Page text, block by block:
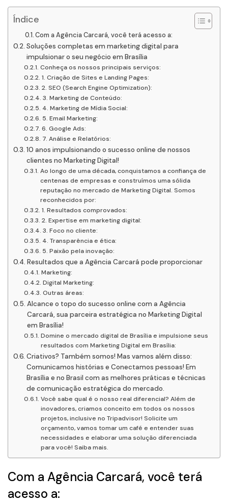
Índice
Com a Agência Carcará, você terá acesso a:
Soluções completas em marketing digital para
impulsionar o seu negócio em Brasília
Conheça os nossos principais serviços:
1. Criação de Sites e Landing Pages:
2. SEO (Search Engine Optimization):
3. Marketing de Conteúdo:
4. Marketing de Mídia Social:
5. Email Marketing:
6. Google Ads:
7. Análise e Relatórios:
10 anos impulsionando o sucesso online de nossos
clientes no Marketing Digital!
Ao longo de uma década, conquistamos a confiança de
centenas de empresas e construímos uma sólida
reputação no mercado de Marketing Digital. Somos
reconhecidos por:
1. Resultados comprovados:
2. Expertise em marketing digital:
3. Foco no cliente:
4. Transparência e ética:
5. Paixão pela inovação:
Resultados que a Agência Carcará pode proporcionar
Marketing:
Digital Marketing:
Outras áreas:
Alcance o topo do sucesso online com a Agência
Carcará, sua parceira estratégica no Marketing Digital
em Brasília!
Domine o mercado digital de Brasília e impulsione seus
resultados com Marketing Digital em Brasília:
Criativos? Também somos! Mas vamos além disso:
Comunicamos histórias e Conectamos pessoas! Em
Brasília e no Brasil com as melhores práticas e técnicas
de comunicação estratégica do mercado.
Você sabe qual é o nosso real diferencial? Além de
inovadores, criamos conceito em todos os nossos
projetos, inclusive no Tripadvisor! Solicite um
orçamento, vamos tomar um café e entender suas
necessidades e elaborar uma solução diferenciada
para você! Saiba mais.
Com a Agência Carcará, você terá
acesso a: